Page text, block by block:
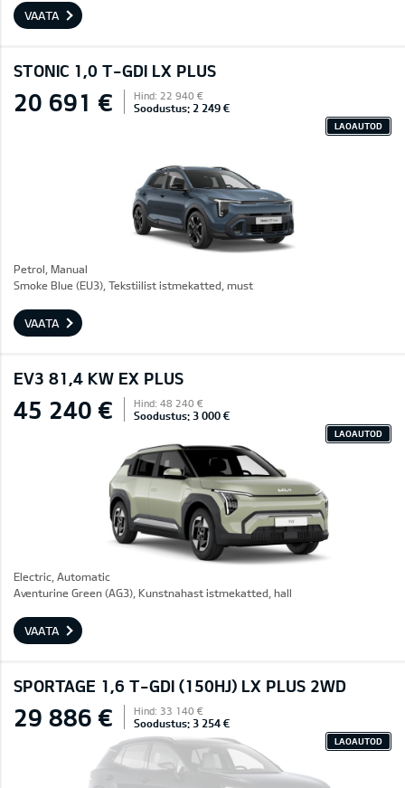
VAATA
STONIC 1,0 T-GDI LX PLUS
20 691 € Hind: 22 940 €
Soodustus: 2 249 €
LAOAUTOD
Petrol, Manual
Smoke Blue (EU3), Tekstiilist istmekatted, must
VAATA
EV3 81,4 KW EX PLUS
45 240 € Hind: 48 240 €
Soodustus: 3 000 €
LAOAUTOD
Electric, Automatic
Aventurine Green (AG3), Kunstnahast istmekatted, hall
VAATA
SPORTAGE 1,6 T-GDI (150HJ) LX PLUS 2WD
29 886 € Hind: 33 140 €
Soodustus: 3 254 €
LAOAUTOD